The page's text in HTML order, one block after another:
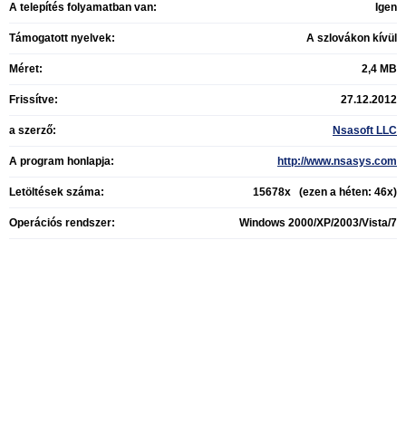
A telepítés folyamatban van: Igen
Támogatott nyelvek: A szlovákon kívül
Méret: 2,4 MB
Frissítve: 27.12.2012
a szerző: Nsasoft LLC
A program honlapja: http://www.nsasys.com
Letöltések száma: 15678x (ezen a héten: 46x)
Operációs rendszer: Windows 2000/XP/2003/Vista/7